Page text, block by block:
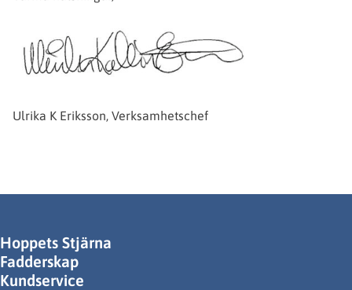
Ulrika K Eriksson, Verksamhetschef
Hoppets Stjärna
Fadderskap
Kundservice